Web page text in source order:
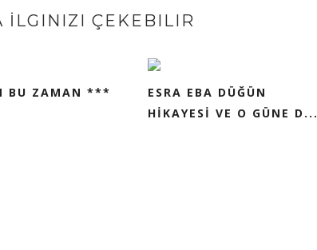
İLGINIZI ÇEKEBILIR
BU ZAMAN ***
ESRA EBA DÜĞÜN
HİKAYESİ VE O GÜNE D...